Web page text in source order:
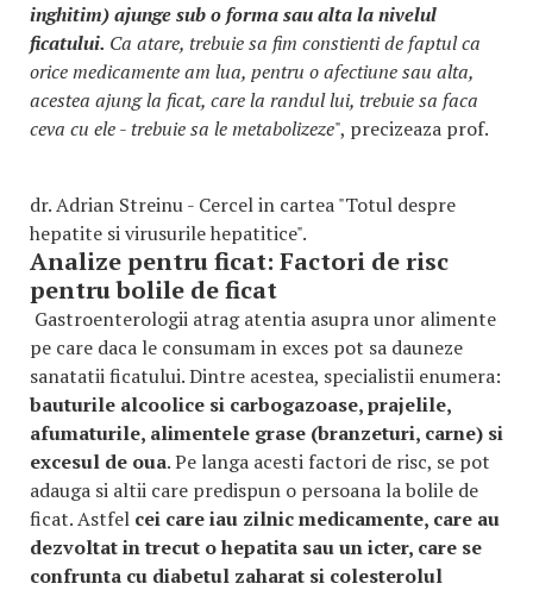
inghitim) ajunge sub o forma sau alta la nivelul
ficatului. Ca atare, trebuie sa fim constienti de faptul ca
orice medicamente am lua, pentru o afectiune sau alta,
acestea ajung la ficat, care la randul lui, trebuie sa faca
ceva cu ele - trebuie sa le metabolizeze", precizeaza prof.
dr. Adrian Streinu - Cercel in cartea "Totul despre
hepatite si virusurile hepatitice".
Analize pentru ficat: Factori de risc
pentru bolile de ficat
Gastroenterologii atrag atentia asupra unor alimente
pe care daca le consumam in exces pot sa dauneze
sanatatii ficatului. Dintre acestea, specialistii enumera:
bauturile alcoolice si carbogazoase, prajelile,
afumaturile, alimentele grase (branzeturi, carne) si
excesul de oua. Pe langa acesti factori de risc, se pot
adauga si altii care predispun o persoana la bolile de
ficat. Astfel cei care iau zilnic medicamente, care au
dezvoltat in trecut o hepatita sau un icter, care se
confrunta cu diabetul zaharat si colesterolul